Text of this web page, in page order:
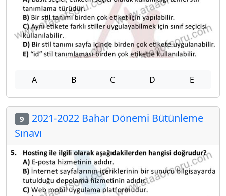
A B C D E
9 2021-2022 Bahar Dönemi Bütünleme
Sınavı